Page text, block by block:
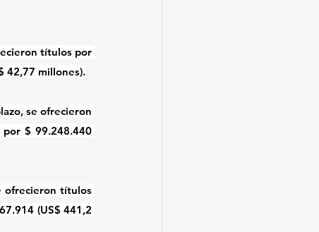
títulos por
42,77 millones).
se ofrecieron
$ 99.248.440
ofrecieron títulos
(US$ 441,2